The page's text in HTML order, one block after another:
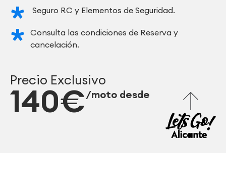
Seguro RC y Elementos de Seguridad.
Consulta las condiciones de Reserva y
cancelación.
Precio Exclusivo
140€ /moto desde